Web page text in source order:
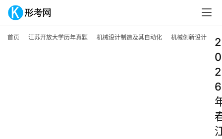
首页 江苏开放大学历年真题 机械设计制造及其自动化 机械创新设计
2
0
2
6